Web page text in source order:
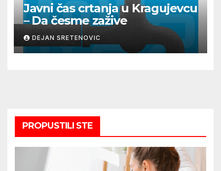
Javni čas crtanja u Kragujevcu
– Da česme zažive
DEJAN SRETENOVIC
PROPUSTILI STE